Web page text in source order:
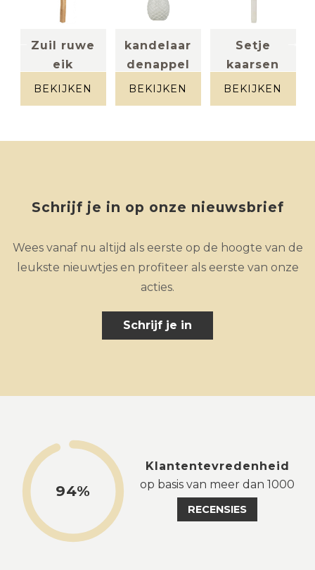
Zuil ruwe
eik
BEKIJKEN
kandelaar
denappel
BEKIJKEN
Setje
kaarsen
(setje 4
kaar...
BEKIJKEN
Schrijf je in op onze nieuwsbrief
Wees vanaf nu altijd als eerste op de hoogte van de
leukste nieuwtjes en profiteer als eerste van onze
acties.
Schrijf je in
94%
Klantentevredenheid
op basis van meer dan 1000
RECENSIES